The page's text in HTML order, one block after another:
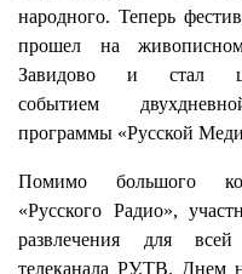
народного. Теперь
прошел на
Завидово и стал
событием
программы «Русской
Помимо большого
«Русского Радио»,
развлечения для
телеканала РУ.ТВ. Днем